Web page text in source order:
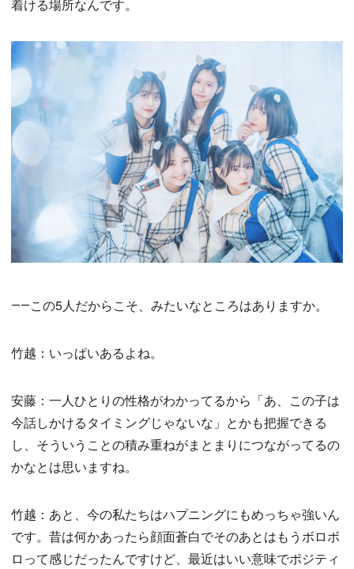
着ける場所なんです。
――この5人だからこそ、みたいなところはありますか。
竹越：いっぱいあるよね。
安藤：一人ひとりの性格がわかってるから「あ、この子は
今話しかけるタイミングじゃないな」とかも把握できる
し、そういうことの積み重ねがまとまりにつながってるの
かなとは思いますね。
竹越：あと、今の私たちはハプニングにもめっちゃ強いん
です。昔は何かあったら顔面蒼白でそのあとはもうボロボ
ロって感じだったんですけど、最近はいい意味でポジティ